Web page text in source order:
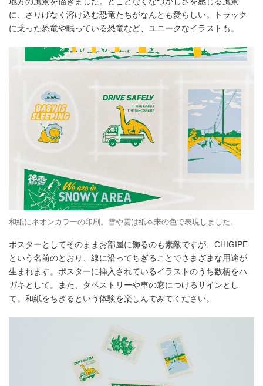
に、さりげなく溶け込む恐竜たちがなんとも愛らしい。トラック
に乗った恐竜や眠っている恐竜など、ユニークなイラストも。
和紙にネオンカラーの印刷。雪や雲は紙本来の色で表現しました。
ポスターとしてそのままお部屋に飾るのも素敵ですが、CHIGIPE
という名前のとおり、線に沿ってちぎることでさまざまな用途が
生まれます。ポスターに挿入されているイラストのうち数柄をハ
ガキとして。また、タペストリーや車の窓につけるサインとし
て。和紙をちぎるという体験を楽しんでみてください。